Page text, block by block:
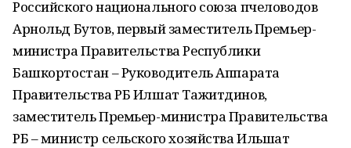
Российского национального союза пчеловодов
Арнольд Бутов, первый заместитель Премьер-
министра Правительства Республики
Башкортостан – Руководитель Аппарата
Правительства РБ Илшат Тажитдинов,
заместитель Премьер-министра Правительства
РБ – министр сельского хозяйства Ильшат